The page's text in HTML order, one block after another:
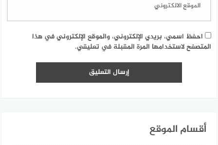
احفظ اسمي، بريدي الإلكتروني، والموقع الإلكتروني في هذا
المتصفح لاستخدامها المرة المقبلة في تعليقي.
أقسام الموقع